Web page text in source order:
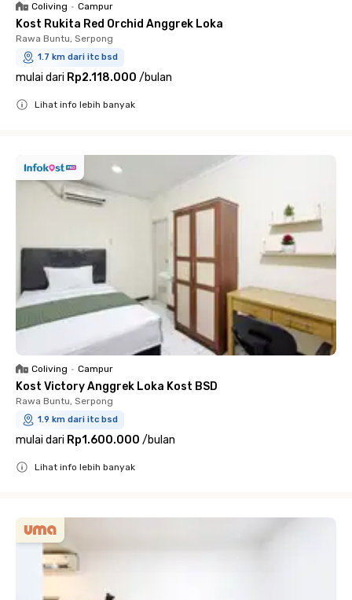
Coliving • Campur
Kost Rukita Red Orchid Anggrek Loka
Rawa Buntu, Serpong
1.7 km dari itc bsd
mulai dari Rp2.118.000 /bulan
Lihat info lebih banyak
Coliving • Campur
Kost Victory Anggrek Loka Kost BSD
Rawa Buntu, Serpong
1.9 km dari itc bsd
mulai dari Rp1.600.000 /bulan
Lihat info lebih banyak